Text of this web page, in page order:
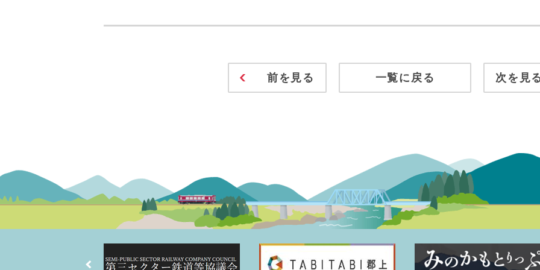
前を見る 一覧に戻る 次を見